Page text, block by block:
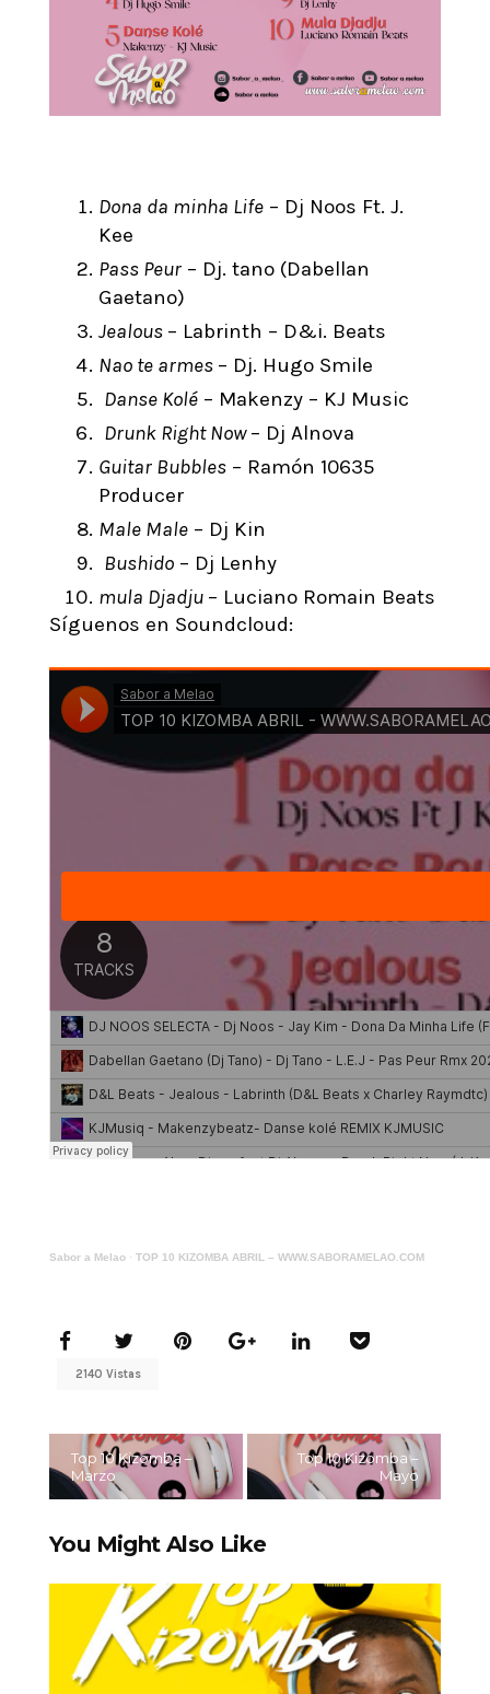
Dona da minha Life – Dj Noos Ft. J.
Kee
Pass Peur – Dj. tano (Dabellan
Gaetano)
Jealous – Labrinth – D&i. Beats
Nao te armes – Dj. Hugo Smile
Danse Kolé – Makenzy – KJ Music
Drunk Right Now– Dj Alnova
Guitar Bubbles – Ramón 10635
Producer
Male Male – Dj Kin
Bushido – Dj Lenhy
mula Djadju – Luciano Romain Beats
Síguenos en Soundcloud:
Sabor a Melao · TOP 10 KIZOMBA ABRIL – WWW.SABORAMELAO.COM
2140 Vistas
Top 10 Kizomba –
Marzo
Top 10 Kizomba –
Mayo
You Might Also Like